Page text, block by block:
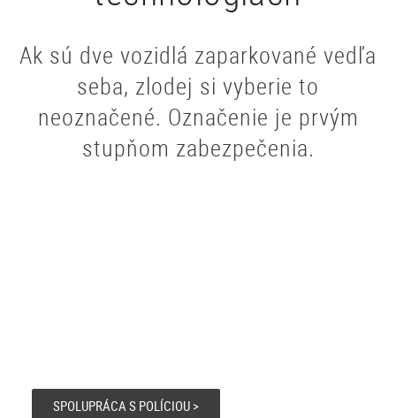
Ak sú dve vozidlá zaparkované vedľa
seba, zlodej si vyberie to
neoznačené. Označenie je prvým
stupňom zabezpečenia.
SPOLUPRÁCA S POLÍCIOU >